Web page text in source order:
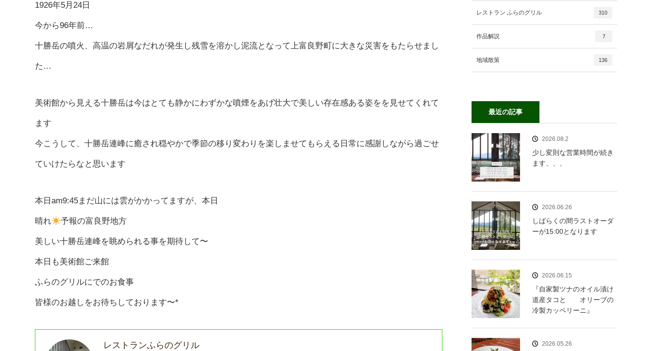
1926年5月24日
今から96年前…
十勝岳の噴火、高温の岩屑なだれが発生し残雪を溶かし泥流となって上富良野町に大きな災害をもたらせまし
た…
美術館から見える十勝岳は今はとても静かにわずかな噴煙をあげ壮大で美しい存在感ある姿をを見せてくれて
ます
今こうして、十勝岳連峰に癒され穏やかで季節の移り変わりを楽しませてもらえる日常に感謝しながら過ごせ
ていけたらなと思います
本日am9:45まだ山には雲がかかってますが、本日
晴れ 予報の富良野地方
美しい十勝岳連峰を眺められる事を期待して〜
本日も美術館ご来館
ふらのグリルにでのお食事
皆様のお越しをお待ちしております〜*
レストランふらのグリル
レストラン ふらのグリル 310
作品解説 7
地域散策 136
最近の記事
2026.08.2
少し変則な営業時間が続き
ます、、、
2026.06.26
しばらくの間ラストオーダ
ーが15:00となります
2026.06.15
『自家製ツナのオイル漬け
道産タコと オリーブの
冷製カッペリーニ』
2026.05.26